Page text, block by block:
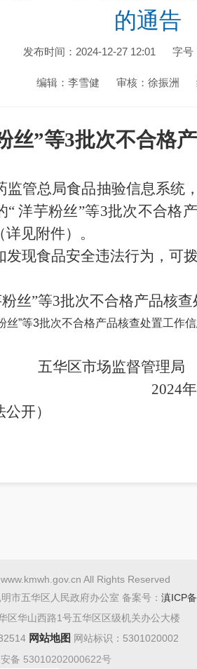
的通告
发布时间：2024-12-27 12:01 字号
编辑：李雪健 审核：徐振洲
丝”等3批次不合格
监管总局食品抽验信息系统
“ 洋芋粉丝”等3批次不合格
见附件）。
发现食品安全违法行为，可
粉丝”等3批次不合格产品核
丝”等3批次不合格产品核查处置工作
区市场监督管理局
2024年
开）
All Rights Reserved
市五华区人民政府办公室 备案号： 滇ICP
区华山西路1号五华区区级机关办公大楼
网站地图 网站标识：5301020002
备 53010202000622号